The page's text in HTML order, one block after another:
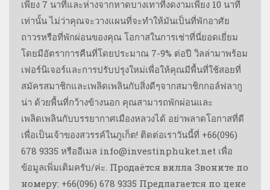
เพียง 7 นาทีและห่างจากหาดบางเทาที่งดงามเพียง 10 นาที
เท่านั้น ไม่ว่าคุณจะวางแผนที่จะทำให้มันเป็นที่พักอาศัย
ถาวรหรือที่พักผ่อนของคุณ โอกาสในการเช่าที่นี่ยอดเยี่ยม
โดยมีอัตราการคืนที่โดยประมาณ 7-9% ต่อปี วิลล่ามาพร้อม
เฟอร์นิเจอร์และการปรับปรุงใหม่เพื่อให้คุณมีพื้นที่ใช้สอยที่
สมัครสมาชิกและเพลิดเพลินกับสิ่งดีๆจากสมาชิกกอล์ฟลากู
น่า ด้วยพื้นที่กว้างข้างนอก คุณสามารถพักผ่อนและ
เพลิดเพลินกับบรรยากาศเมืองหลวงได้ อย่าพลาดโอกาสที่ดี
เพื่อเป็นเจ้าของสวรรค์ในภูเก็ต! ติดต่อเราวันนี้ที่ +66(096)
678 9335 หรืออีเมล info@investinphuket.net เพื่อ
ข้อมูลเพิ่มเติมครับ/ค่ะ. Продаётся вилла Звоните по
номеру: +66(096) 678 9335 Предлагается по цене